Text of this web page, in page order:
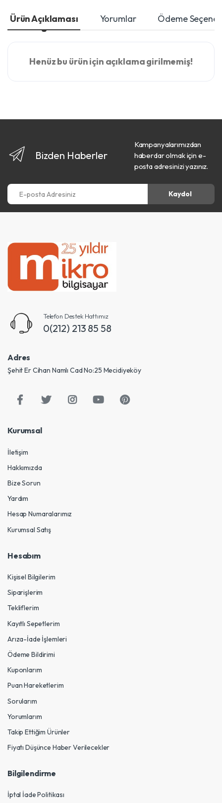
Ürün Açıklaması Yorumlar Ödeme
Henüz bu ürün için açıklama girilmemiş!
Bizden Haberler
Kampanyalarımızdan
haberdar olmak için e-
posta adresinizi yazınız.
E-posta Adresiniz
Kaydol
Telefon Destek Hattımız
0(212) 213 85 58
Adres
Şehit Er Cihan Namlı Cad No:25 Mecidiyeköy
Kurumsal
İletişim
Hakkımızda
Bize Sorun
Yardım
Hesap Numaralarımız
Kurumsal Satış
Hesabım
Kişisel Bilgilerim
Siparişlerim
Tekliflerim
Kayıtlı Sepetlerim
Arıza-İade İşlemleri
Ödeme Bildirimi
Kuponlarım
Puan Hareketlerim
Sorularım
Yorumlarım
Takip Ettiğim Ürünler
Fiyatı Düşünce Haber Verilecekler
Bilgilendirme
İptal İade Politikası